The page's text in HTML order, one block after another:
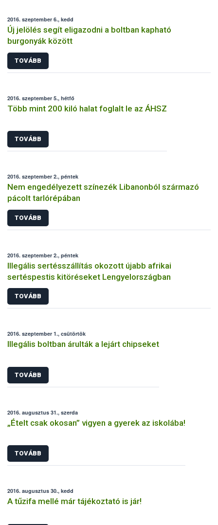
2016. szeptember 6., kedd
Új jelölés segít eligazodni a boltban kapható
burgonyák között
TOVÁBB
2016. szeptember 5., hétfő
Több mint 200 kiló halat foglalt le az ÁHSZ
TOVÁBB
2016. szeptember 2., péntek
Nem engedélyezett színezék Libanonból származó
pácolt tarlórépában
TOVÁBB
2016. szeptember 2., péntek
Illegális sertésszállítás okozott újabb afrikai
sertéspestis kitöréseket Lengyelországban
TOVÁBB
2016. szeptember 1., csütörtök
Illegális boltban árulták a lejárt chipseket
TOVÁBB
2016. augusztus 31., szerda
„Ételt csak okosan” vigyen a gyerek az iskolába!
TOVÁBB
2016. augusztus 30., kedd
A tűzifa mellé már tájékoztató is jár!